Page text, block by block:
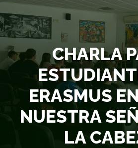
CHARLA
ERASMUS
NUESTRA
LA